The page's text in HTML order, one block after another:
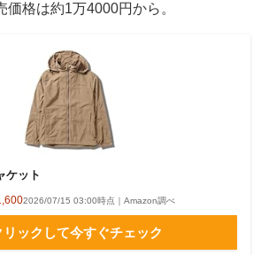
格は約1万4000円から。
ケット
2026/07/15 03:00時点｜Amazon調べ
リックして今すぐチェック